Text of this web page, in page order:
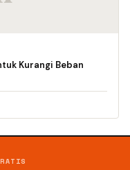
Kurangi Beban